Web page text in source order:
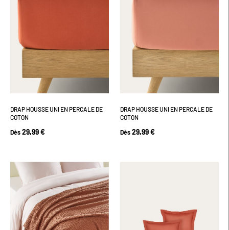
DRAP HOUSSE UNI EN PERCALE DE
COTON
Dès 29,99 €
DRAP HOUSSE UNI EN PERCALE DE
COTON
Dès 29,99 €